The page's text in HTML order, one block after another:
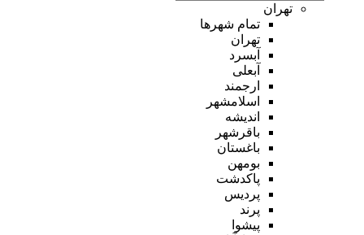
تهران
تمام شهر‌ها
تهران
آبسرد
آبعلی
ارجمند
اسلامشهر
اندیشه
باقرشهر
باغستان
بومهن
پاکدشت
پردیس
پرند
پیشوا